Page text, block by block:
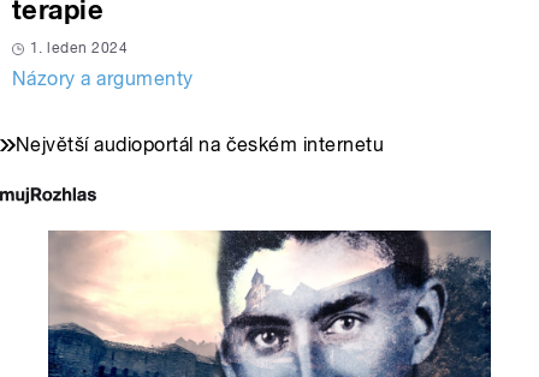
terapie
1. leden 2024
Názory a argumenty
Největší audioportál na českém internetu